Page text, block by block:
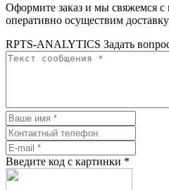
Оформите заказ и мы свяжемся с
оперативно осуществим
RPTS-ANALYTICS Задать
Введите код с картинки *